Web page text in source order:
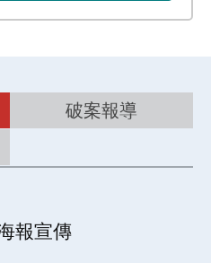
破案報導
報宣傳